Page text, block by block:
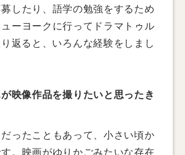
したり、語学の勉強をするため
ーヨークに行ってドラマトゥル
返ると、いろんな経験をしまし
映像作品を撮りたいと思ったき
だったこともあって、小さい頃か
。映画がゆりかごみたいな存在